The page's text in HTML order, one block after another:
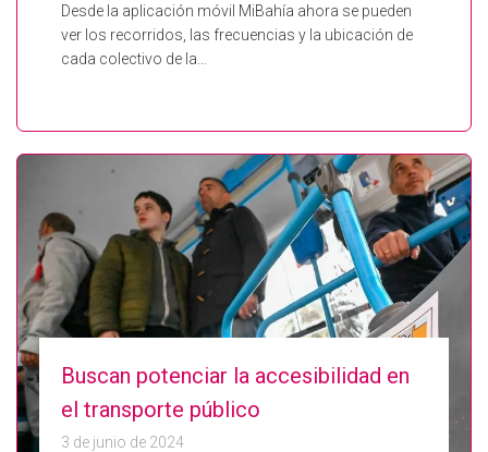
Desde la aplicación móvil MiBahía ahora se pueden
ver los recorridos, las frecuencias y la ubicación de
cada colectivo de la…
Buscan potenciar la accesibilidad en
el transporte público
3 de junio de 2024